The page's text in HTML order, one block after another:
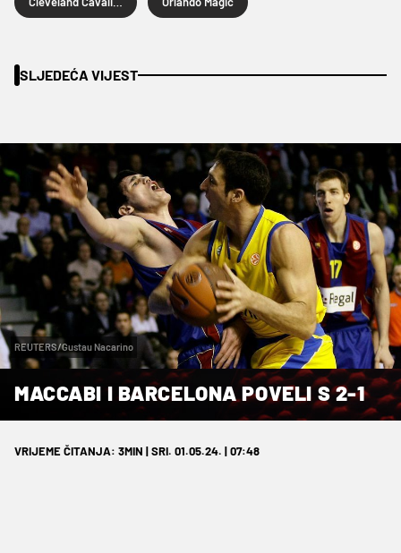
SLJEDEĆA VIJEST
REUTERS/Gustau Nacarino
MACCABI I BARCELONA POVELI S 2-1
VRIJEME ČITANJA: 3MIN | SRI. 01.05.24. | 07:48